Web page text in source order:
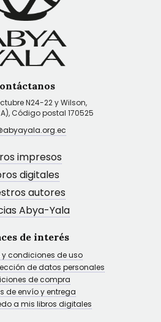
N24-22 y Wilson,
Código postal 170525
impresos
digitales
autores
Abya-Yala
de interés
y condiciones de uso
de datos personales
de compra
de envío y entrega
a mis libros digitales